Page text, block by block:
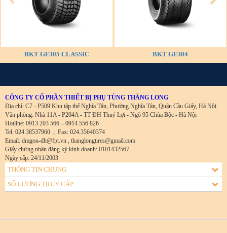
BKT GF305 CLASSIC BKT GF304
CÔNG TY CỔ PHẦN THIẾT BỊ PHỤ TÙNG THĂNG LONG
Địa chỉ: C7 - P509 Khu tập thể Nghĩa Tân, Phường Nghĩa Tân, Quận Cầu Giấy, Hà Nội
Văn phòng: Nhà 11A - P204A - TT ĐH Thuỷ Lợi - Ngõ 95 Chùa Bộc - Hà Nội
Hotline: 0913 203 566 – 0914 556 826
Tel: 024.38537960 ; Fax: 024.35640374
Email: dragon-dh@fpt.vn , thanglongtires@gmail.com
Giấy chứng nhận đăng ký kinh doanh: 0101432567
Ngày cấp: 24/11/2003
THÔNG TIN CHUNG
SỐ LƯỢNG TRUY CẬP